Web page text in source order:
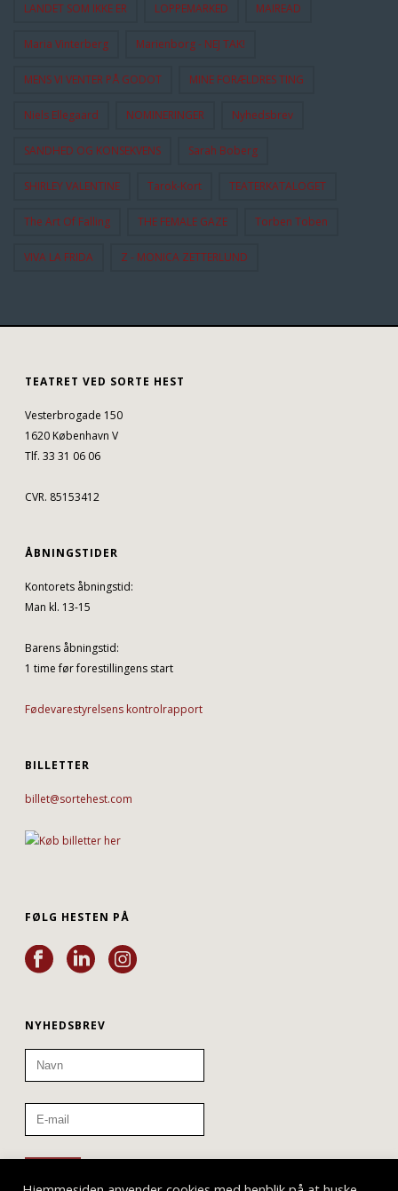
LANDET SOM IKKE ER LOPPEMARKED MAIREAD
Maria Vinterberg Marienborg - NEJ TAK!
MENS VI VENTER PÅ GODOT MINE FORÆLDRES TING
Niels Ellegaard NOMINERINGER Nyhedsbrev
SANDHED OG KONSEKVENS Sarah Boberg
SHIRLEY VALENTINE Tarok-Kort TEATERKATALOGET
The Art Of Falling THE FEMALE GAZE Torben Toben
VIVA LA FRIDA Z - MONICA ZETTERLUND
TEATRET VED SORTE HEST
Vesterbrogade 150
1620 København V
Tlf. 33 31 06 06
CVR. 85153412
ÅBNINGSTIDER
Kontorets åbningstid:
Man kl. 13-15
Barens åbningstid:
1 time før forestillingens start
Fødevarestyrelsens kontrolrapport
BILLETTER
billet@sortehest.com
FØLG HESTEN PÅ
NYHEDSBREV